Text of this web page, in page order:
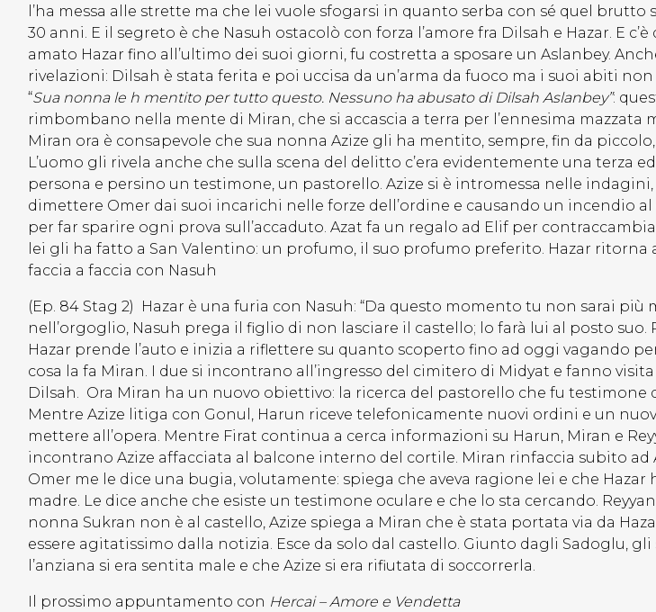
l’ha messa alle strette ma che lei vuole sfogarsi in quanto serba con sé quel brutto
30 anni. E il segreto è che Nasuh ostacolò con forza l’amore fra Dilsah e Hazar. E
amato Hazar fino all’ultimo dei suoi giorni, fu costretta a sposare un Aslanbey.
rivelazioni: Dilsah è stata ferita e poi uccisa da un’arma da fuoco ma i suoi abiti
“Sua nonna le h mentito per tutto questo. Nessuno ha abusato di Dilsah Aslanbey”:
rimbombano nella mente di Miran, che si accascia a terra per l’ennesima mazzata
Miran ora è consapevole che sua nonna Azize gli ha mentito, sempre, fin da
L’uomo gli rivela anche che sulla scena del delitto c’era evidentemente una terza
persona e persino un testimone, un pastorello. Azize si è intromessa nelle
dimettere Omer dai suoi incarichi nelle forze dell’ordine e causando un incendio
per far sparire ogni prova sull’accaduto. Azat fa un regalo ad Elif per
lei gli ha fatto a San Valentino: un profumo, il suo profumo preferito. Hazar ritorna
faccia a faccia con Nasuh
(Ep. 84 Stag 2) Hazar è una furia con Nasuh: “Da questo momento tu non sarai più
nell’orgoglio, Nasuh prega il figlio di non lasciare il castello; lo farà lui al posto suo.
Hazar prende l’auto e inizia a riflettere su quanto scoperto fino ad oggi vagando
cosa la fa Miran. I due si incontrano all’ingresso del cimitero di Midyat e fanno
Dilsah. Ora Miran ha un nuovo obiettivo: la ricerca del pastorello che fu testimone
Mentre Azize litiga con Gonul, Harun riceve telefonicamente nuovi ordini e un
mettere all’opera. Mentre Firat continua a cerca informazioni su Harun, Miran e
incontrano Azize affacciata al balcone interno del cortile. Miran rinfaccia subito ad
Omer me le dice una bugia, volutamente: spiega che aveva ragione lei e che Hazar
madre. Le dice anche che esiste un testimone oculare e che lo sta cercando.
nonna Sukran non è al castello, Azize spiega a Miran che è stata portata via da
essere agitatissimo dalla notizia. Esce da solo dal castello. Giunto dagli Sadoglu,
l’anziana si era sentita male e che Azize si era rifiutata di soccorrerla.
Il prossimo appuntamento con Hercai – Amore e Vendetta